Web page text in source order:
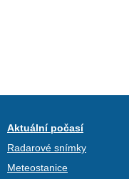
Aktuální počasí
Radarové snímky
Meteostanice